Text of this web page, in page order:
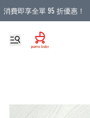
消費即享全單 95 折優惠！
購物滿 HKD 900.00即享免